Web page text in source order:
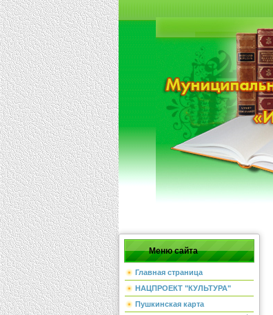
Меню сайта
Главная страница
НАЦПРОЕКТ "КУЛЬТУРА"
Пушкинская карта